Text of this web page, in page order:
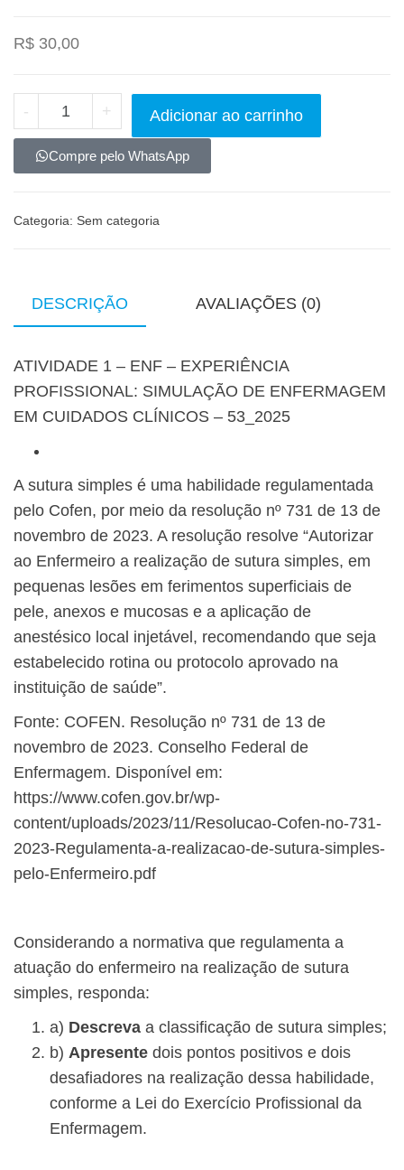
R$ 30,00
- + Adicionar ao carrinho
Compre pelo WhatsApp
Categoria: Sem categoria
DESCRIÇÃO AVALIAÇÕES (0)
ATIVIDADE 1 – ENF – EXPERIÊNCIA
PROFISSIONAL: SIMULAÇÃO DE ENFERMAGEM
EM CUIDADOS CLÍNICOS – 53_2025
A sutura simples é uma habilidade regulamentada
pelo Cofen, por meio da resolução nº 731 de 13 de
novembro de 2023. A resolução resolve “Autorizar
ao Enfermeiro a realização de sutura simples, em
pequenas lesões em ferimentos superficiais de
pele, anexos e mucosas e a aplicação de
anestésico local injetável, recomendando que seja
estabelecido rotina ou protocolo aprovado na
instituição de saúde”.
Fonte: COFEN. Resolução nº 731 de 13 de
novembro de 2023. Conselho Federal de
Enfermagem. Disponível em:
https://www.cofen.gov.br/wp-
content/uploads/2023/11/Resolucao-Cofen-no-731-
2023-Regulamenta-a-realizacao-de-sutura-simples-
pelo-Enfermeiro.pdf
Considerando a normativa que regulamenta a
atuação do enfermeiro na realização de sutura
simples, responda:
a) Descreva a classificação de sutura simples;
b) Apresente dois pontos positivos e dois
desafiadores na realização dessa habilidade,
conforme a Lei do Exercício Profissional da
Enfermagem.